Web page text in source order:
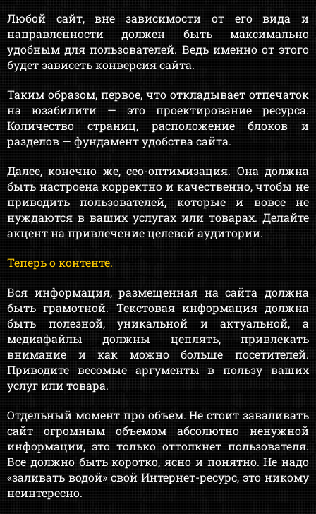
Любой сайт, вне зависимости от его вида и
направленности должен быть максимально
удобным для пользователей. Ведь именно от этого
будет зависеть конверсия сайта.
Таким образом, первое, что откладывает отпечаток
на юзабилити — это проектирование ресурса.
Количество страниц, расположение блоков и
разделов — фундамент удобства сайта.
Далее, конечно же, сео-оптимизация. Она должна
быть настроена корректно и качественно, чтобы не
приводить пользователей, которые и вовсе не
нуждаются в ваших услугах или товарах. Делайте
акцент на привлечение целевой аудитории.
Теперь о контенте.
Вся информация, размещенная на сайта должна
быть грамотной. Текстовая информация должна
быть полезной, уникальной и актуальной, а
медиафайлы должны цеплять, привлекать
внимание и как можно больше посетителей.
Приводите весомые аргументы в пользу ваших
услуг или товара.
Отдельный момент про объем. Не стоит заваливать
сайт огромным объемом абсолютно ненужной
информации, это только оттолкнет пользователя.
Все должно быть коротко, ясно и понятно. Не надо
«заливать водой» свой Интернет-ресурс, это никому
неинтересно.